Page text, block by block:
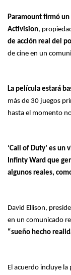
Paramount firmó
Activision,
de acción real del
de cine en un
La película estará
más de 30 juegos
hasta el momento
‘Call of Duty’ es
Infinty Ward que
algunos reales,
David Ellison,
en un comunicado
“sueño hecho
El acuerdo incluye